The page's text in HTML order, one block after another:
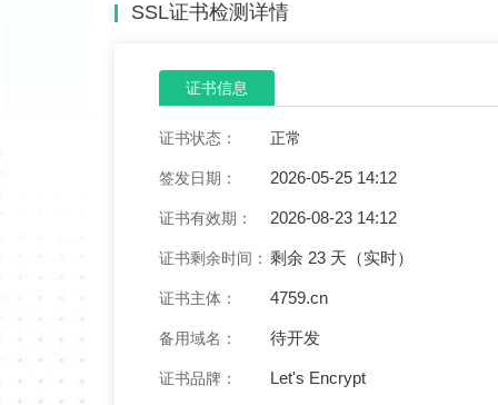
SSL证书检测详情
证书信息
证书状态： 正常
签发日期： 2026-05-25 14:12
证书有效期： 2026-08-23 14:12
证书剩余时间： 剩余 23 天（实时）
证书主体： 4759.cn
备用域名： 待开发
证书品牌： Let's Encrypt